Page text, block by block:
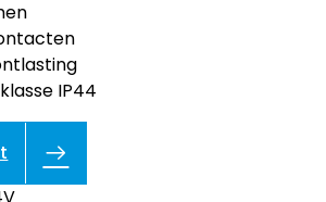
IP44